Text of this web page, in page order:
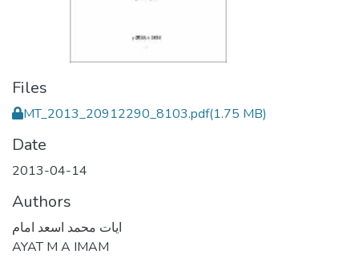
Files
MT_2013_20912290_8103.pdf(1.75 MB)
Date
2013-04-14
Authors
ايات محمد اسعد امام
AYAT M A IMAM